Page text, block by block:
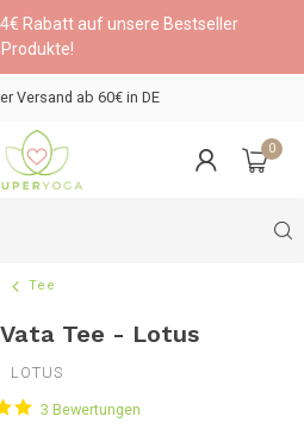
Rabatt auf unsere Bestseller
Produkte!
Versand ab 60€ in DE
0
Tee
Tee - Lotus
LOTUS
3 Bewertungen